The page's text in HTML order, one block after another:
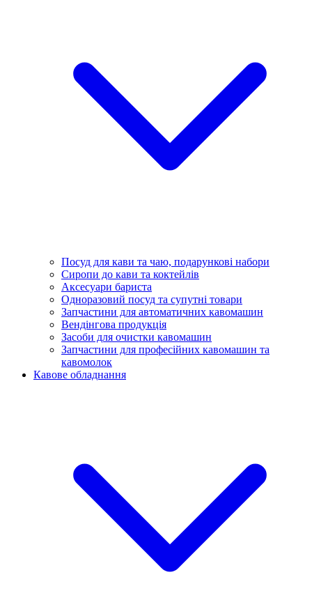
Посуд для кави та чаю, подарункові набори
Сиропи до кави та коктейлів
Аксесуари бариста
Одноразовий посуд та супутні товари
Запчастини для автоматичних кавомашин
Вендінгова продукція
Засоби для очистки кавомашин
Запчастини для професійних кавомашин та
кавомолок
Кавове обладнання